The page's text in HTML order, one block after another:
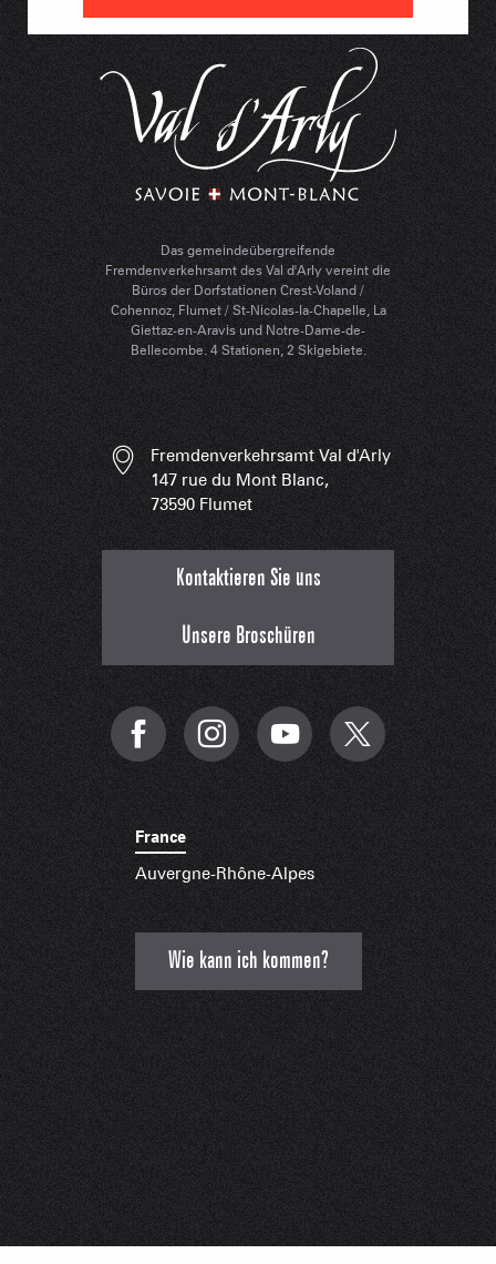
Das gemeindeübergreifende
Fremdenverkehrsamt des Val d'Arly vereint die
Büros der Dorfstationen Crest-Voland /
Cohennoz, Flumet / St-Nicolas-la-Chapelle, La
Giettaz-en-Aravis und Notre-Dame-de-
Bellecombe. 4 Stationen, 2 Skigebiete.
Fremdenverkehrsamt Val d'Arly
147 rue du Mont Blanc,
73590 Flumet
Kontaktieren Sie uns
Unsere Broschüren
France
Auvergne-Rhône-Alpes
Wie kann ich kommen?